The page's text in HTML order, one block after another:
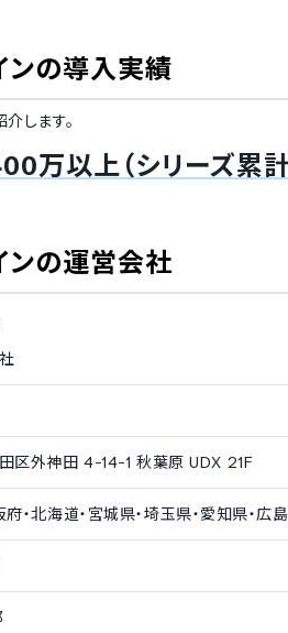
TRUSTe
操作履歴の自動保存
イタリア語
ポルトガル語
ヘブライ語
ンの導入実績
します。
万以上（シリーズ累計
ンの運営会社
区外神田 4-14-1 秋葉原 UDX 21F
・北海道・宮城県・埼玉県・愛知県・広